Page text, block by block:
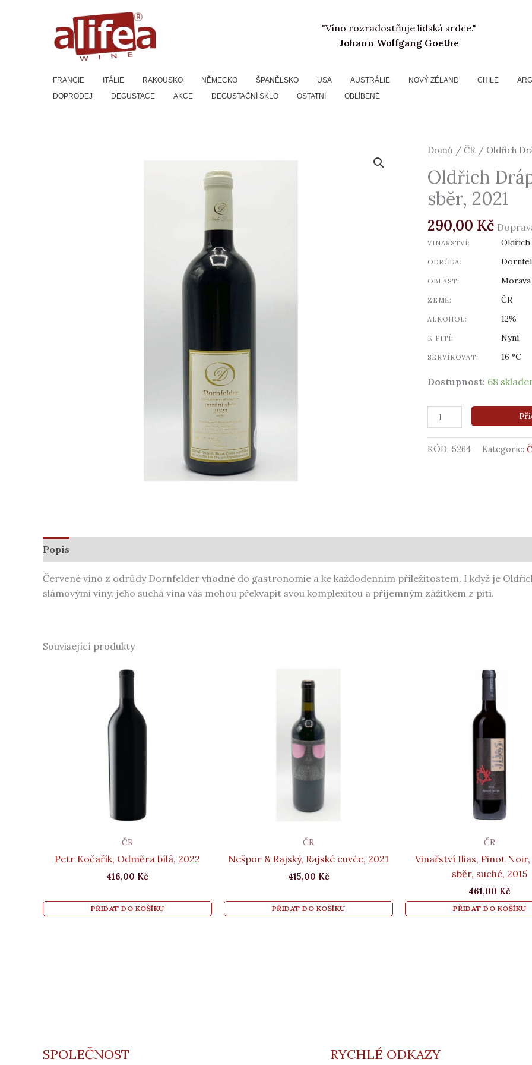
"Víno rozradostňuje lidská srdce."
Johann Wolfgang Goethe
FRANCIE ITÁLIE RAKOUSKO NĚMECKO ŠPANĚLSKO USA AUSTRÁLIE NOVÝ ZÉLAND CHILE
DOPRODEJ
DEGUSTACE AKCE DEGUSTAČNÍ SKLO OSTATNÍ OBLÍBENÉ
Domů / ČR / Oldřich
Oldřich
sběr, 2021
290,00 Kč
VINAŘSTVÍ:
ODRŮDA:
OBLAST: Morava
ZEMĚ: ČR
ALKOHOL: 12%
K PITÍ: Nyní
SERVÍROVAT: 16 °C
Dostupnost: 68
Oldřich
Dornfelder,
pozdní
sběr,
2021
množství
KÓD: 5264 Kategorie:
Popis
Červené víno z odrůdy Dornfelder vhodné do gastronomie a ke každodenním příležitostem. I když je
slámovými víny, jeho suchá vína vás mohou překvapit svou komplexitou a příjemným zážitkem z pití.
Související produkty
ČR
Petr Kočařík, Odměra bílá, 2022
416,00 Kč
PŘIDAT DO KOŠÍKU
ČR
Nešpor & Rajský, Rajské cuvée, 2021
415,00 Kč
PŘIDAT DO KOŠÍKU
ČR
Vinařství Ilias, Pinot
sběr, suché, 2015
461,00 Kč
PŘIDAT DO KOŠÍKU
SPOLEČNOST RYCHLÉ ODKAZY